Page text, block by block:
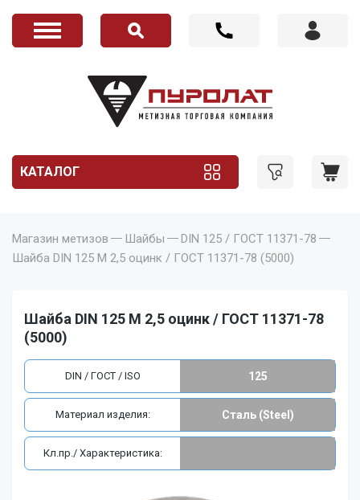
КАТАЛОГ
Магазин метизов Шайбы
DIN 125 / ГОСТ 11371-78
Шайба DIN 125 M 2,5 оцинк / ГОСТ 11371-78 (5000)
Шайба DIN 125 M 2,5 оцинк / ГОСТ 11371-78
(5000)
DIN / ГОСТ / ISO 125
Материал изделия: Сталь (Steel)
Кл.пр./ Характеристика: